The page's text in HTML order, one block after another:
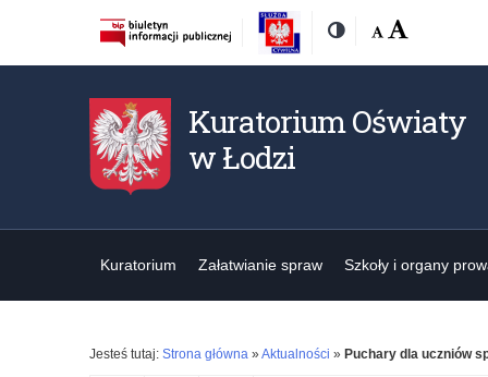
KontrastRozmiar
Domyślna
Wielka
Kuratorium Oświaty
w Łodzi
Kuratorium Załatwianie spraw Szkoły i organy
Jesteś tutaj: Strona główna » Aktualności » Puchary dla uczniów